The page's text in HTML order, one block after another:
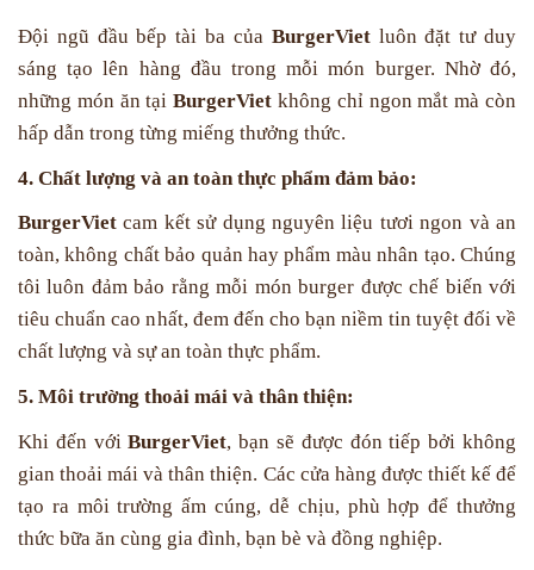
Đội ngũ đầu bếp tài ba của BurgerVietluôn đặt tư duy
sáng tạo lên hàng đầu trong mỗi món burger. Nhờ đó,
những món ăn tạiBurgerVietkhông chỉ ngon mắt mà còn
hấp dẫn trong từng miếng thưởng thức.
4. Chất lượng và an toàn thực phẩm đảm bảo:
BurgerViet cam kết sử dụng nguyên liệu tươi ngon và an
toàn, không chất bảo quản hay phẩm màu nhân tạo. Chúng
tôi luôn đảm bảo rằng mỗi món burger được chế biến với
tiêu chuẩn cao nhất, đem đến cho bạn niềm tin tuyệt đối về
chất lượng và sự an toàn thực phẩm.
5. Môi trường thoải mái và thân thiện:
Khi đến vớiBurgerViet, bạn sẽ được đón tiếp bởi không
gian thoải mái và thân thiện. Các cửa hàng được thiết kế để
tạo ra môi trường ấm cúng, dễ chịu, phù hợp để thưởng
thức bữa ăn cùng gia đình, bạn bè và đồng nghiệp.